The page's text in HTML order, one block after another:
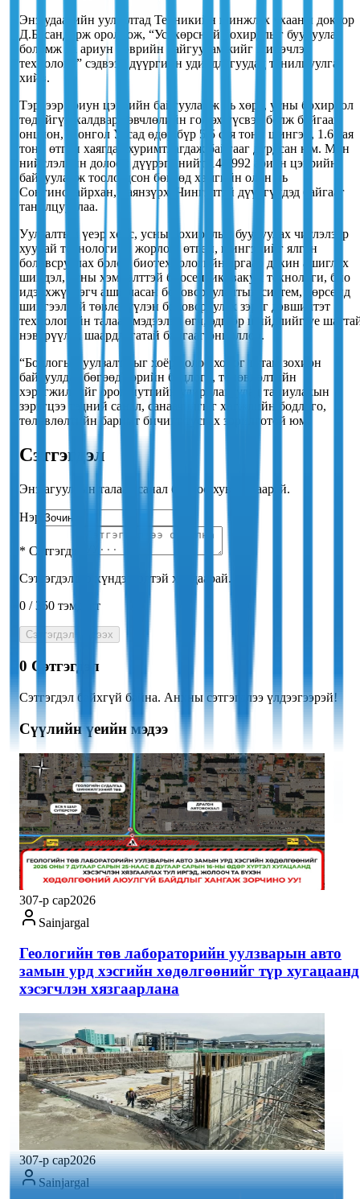
Энэ удаагийн уулзалтад Техникийн шинжлэх ухааны доктор
Д.Басандорж оролцож, “Ус, хөрсний бохирдлыг бууруулах
боломж ба ариун цэврийн байгууламжийг шинэчлэх
технологи” сэдвээр дүүргийн удирдлагуудад танилцуулга
хийв.
Тэрбээр ариун цэврийн байгууламж нь хөрс, усны бохирдол
төдийгүй халдварт өвчлөлийн гол эх үүсвэр болж байгааг
онцлон, Монгол Улсад өдөр бүр 5.5 сая тонн шингэн, 1.6 сая
тонн өтгөн хаягдал хуримтлагдаж байгааг дурдсан юм. Мөн
нийслэлийн долоон дүүрэгт нийт 144,992 ариун цэврийн
байгууламж тоологдсон бөгөөд хамгийн олон нь
Сонгинохайрхан, Баянзүрх, Чингэлтэй дүүргүүдэд байгааг
танилцууллаа.
Уулзалтын үеэр хөрс, усны бохирдлыг бууруулах чиглэлээр
хуурай технологийн жорлон, өтгөн, шингэнийг ялган
боловсруулах болон биотехнологийн аргаар дахин ашиглах
шийдэл, усны хэмнэлттэй биосептик, вакум технологи, био
идэвхжүүлэгч ашигласан боловсруулалтын систем, хөрсөнд
шингээлгүй төвлөрүүлэн боловсруулах зэрэг дэвшилтэт
технологийн талаар мэдээлэл өгч, эдгээр шийдлийг үе
нэвтрүүлэх шаардлагатай байгааг онцоллоо.
“Бодлогын уулзалт”-ыг хоёр долоо хоног тутам зохион
байгуулдаг бөгөөд төрийн бодлого, төлөвлөлтийн
хэрэгжилтийг орон нутгийн удирдлагуудад таниулахын
зэрэгцээ тэдний санал, санаачилгыг хөгжлийн бодлого,
төлөвлөлтийн баримт бичигт тусгах зорилготой юм.
Сэтгэгдэл
Энэ агуулгын талаар санал бодлоо хуваалцаарай.
Нэр
* Сэтгэгдэл
Сэтгэгдэлдээ хүндэтгэлтэй хандаарай.
0 /350 тэмдэгт
Сэтгэгдэл үлдээх
0 Сэтгэгдэл
Сэтгэгдэл байхгүй байна. Анхны сэтгэгдлээ үлдээгээрэй!
Сүүлийн үеийн мэдээ
307-р сар2026
Sainjargal
Геологийн төв лабораторийн уулзварын авто
замын урд хэсгийн хөдөлгөөнийг түр хугацаанд
хэсэгчлэн хязгаарлана
307-р сар2026
Sainjargal